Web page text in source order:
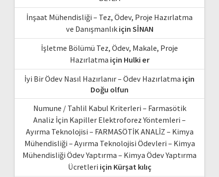
İnşaat Mühendisliği – Tez, Ödev, Proje Hazırlatma
ve Danışmanlıkiçin SİNAN
İşletme Bölümü Tez, Ödev, Makale, Proje
Hazırlatma için Hulki er
İyi Bir Ödev Nasıl Hazırlanır – Ödev Hazırlatma için
Doğu olfun
Numune / Tahlil Kabul Kriterleri – Farmasötik
Analiz İçin Kapiller Elektroforez Yöntemleri –
Ayırma Teknolojisi – FARMASÖTİK ANALİZ – Kimya
Mühendisliği – Ayırma Teknolojisi Ödevleri – Kimya
Mühendisliği Ödev Yaptırma – Kimya Ödev Yaptırma
Ücretleri için Kürşat kılıç